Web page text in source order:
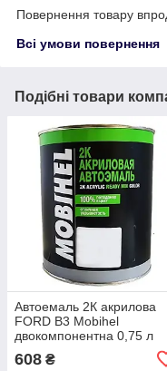
Повернення товару
Всі умови повернення
Подібні товари
Автоемаль 2К акрилова
FORD B3 Mobihel
двокомпонентна 0,75 л
608 ₴